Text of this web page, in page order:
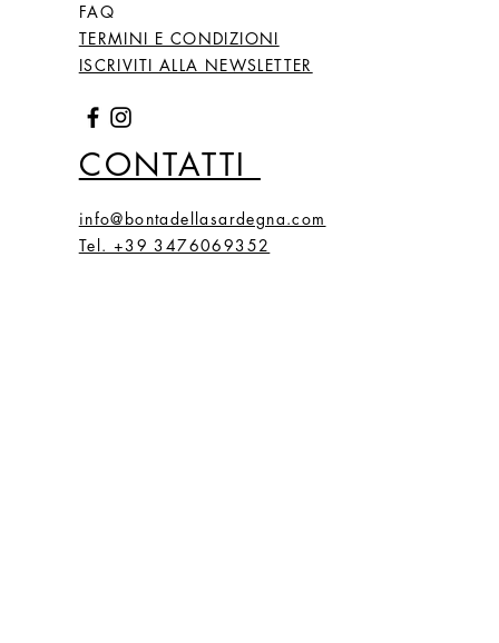
FAQ
TERMINI E CONDIZIONI
ISCRIVITI ALLA NEWSLETTER
CONTATTI
info@bontadellasardegna.com
Tel. +39 3476069352